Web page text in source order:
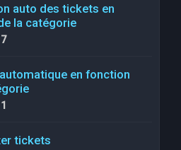
auto des tickets en
la catégorie
7
en fonction
1
tickets